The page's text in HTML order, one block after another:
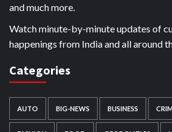
and much more.
Watch minute-by-minute updates of
happenings from India and all around
Categories
AUTO BIG-NEWS BUSINESS